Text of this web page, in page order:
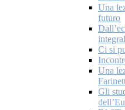
Una
futuro
Ci si
Una
Gli